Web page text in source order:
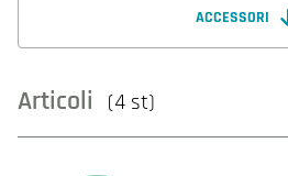
ACCESSORI
Articoli (4 st)